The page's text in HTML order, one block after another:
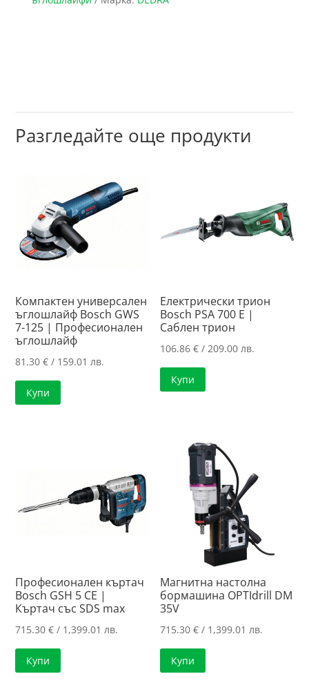
Разгледайте още продукти
Компактен универсален
ъглошлайф Bosch GWS
7-125 | Професионален
ъглошлайф
81.30€ / 159.01 лв.
Купи
Електрически трион
Bosch PSA 700 E |
Саблен трион
106.86€ / 209.00 лв.
Купи
Професионален къртач
Bosch GSH 5 CE |
Къртач със SDS max
715.30€ / 1,399.01 лв.
Купи
Магнитна настолна
бормашина OPTIdrill DM
35V
715.30€ / 1,399.01 лв.
Купи